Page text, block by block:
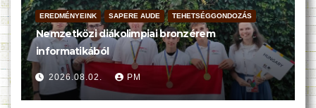
EREDMÉNYEINK SAPERE AUDE TEHETSÉGGONDOZÁS
Nemzetközi diákolimpiai bronzérem
informatikából
2026.08.02. PM